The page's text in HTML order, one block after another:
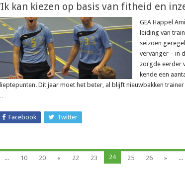
kan kiezen op basis van fitheid en
GEA Happel
leiding van
seizoen
vervanger – in
zorgde eerder
kende een
Dit jaar moet het beter, al blijft nieuwbakken trainer
Facebook Twitter
... 10 20 « 22 23 24 25 26 » ...